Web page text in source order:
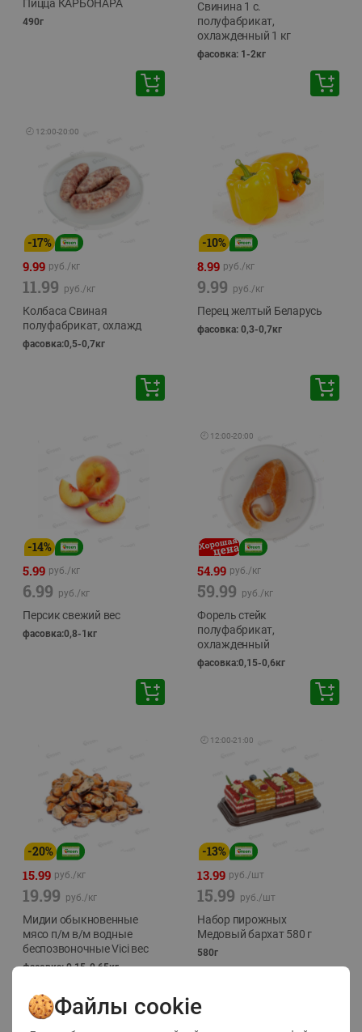
Пицца КАРБОНАРА
490г
Свинина 1 с.
полуфабрикат,
охлажденный 1 кг
фасовка: 1-2кг
🕘 12:00-20:00
-17%
9.99 руб./кг
11.99 руб./кг
Колбаса Свиная
полуфабрикат, охлажд
фасовка:0,5-0,7кг
-10%
8.99 руб./кг
9.99 руб./кг
Перец желтый Беларусь
фасовка: 0,3-0,7кг
-14%
5.99 руб./кг
6.99 руб./кг
Персик свежий вес
фасовка:0,8-1кг
🕘 12:00-20:00
54.99 руб./кг
59.99 руб./кг
Форель стейк
полуфабрикат,
охлажденный
фасовка:0,15-0,6кг
-20%
15.99 руб./кг
19.99 руб./кг
Мидии обыкновенные
мясо п/м в/м водные
беспозвоночные Vici вес
фасовка: 0,15-0,65кг
🕘 12:00-21:00
-13%
13.99 руб./шт
15.99 руб./шт
Набор пирожных
Медовый бархат 580 г
580г
Файлы cookie